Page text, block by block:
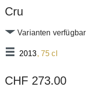
Cru
2013, 75 cl
Varianten verfügbar
CHF 273.00